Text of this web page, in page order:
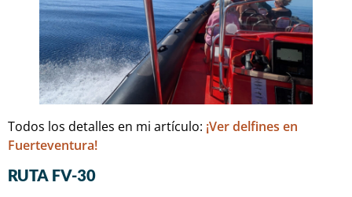
Todos los detalles en mi artículo: ¡Ver delfines en
Fuerteventura!
RUTA FV-30